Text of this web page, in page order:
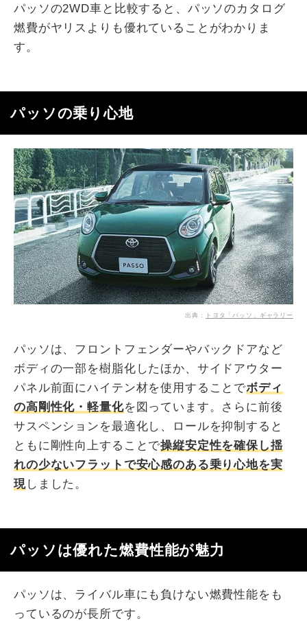
パッソの2WD車と比較すると、パッソのカタログ
燃費がヤリスよりも優れていることがわかりま
す。
パッソの乗り心地
出典： トヨタ「パッソ」ギャラリー
パッソは、フロントフェンダーやバックドアなど
ボディの一部を樹脂化したほか、サイドアウター
パネル前面にハイテン材を使用することでボディ
の高剛性化・軽量化を図っています。さらに前後
サスペンションを最適化し、ロールを抑制すると
ともに剛性向上することで操縦安定性を確保し揺
れの少ないフラットで安心感のある乗り心地を実
現しました。
パッソは優れた燃費性能が魅力
パッソは、ライバル車にも負けない燃費性能をも
っているのが長所です。